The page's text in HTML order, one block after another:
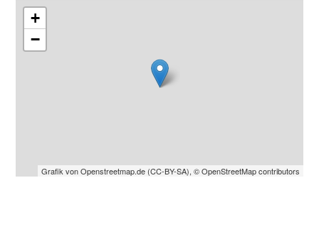
+
−
Grafik vonOpenstreetmap.de (CC-BY-SA), © OpenStreetMap contributors